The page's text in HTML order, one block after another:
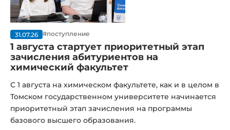
31.07.26 #поступление
1 августа стартует приоритетный этап
зачисления абитуриентов на
химический факультет
С 1 августа на химическом факультете, как и в целом в
Томском государственном университете начинается
приоритетный этап зачисления на программы
базового высшего образования.